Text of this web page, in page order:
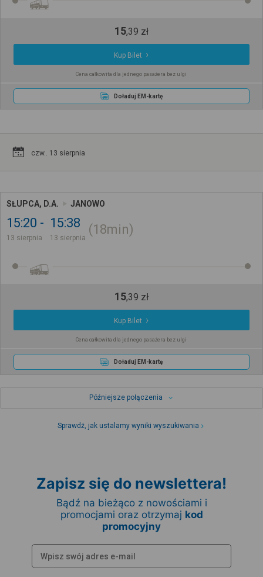
15,39 zł
Kup Bilet
Cena całkowita dla jednego pasażera bez ulgi
Doładuj EM-kartę
czw.. 13 sierpnia
SŁUPCA, D.A. JANOWO
15:20
13 sierpnia
15:38
13 sierpnia
18min
15,39 zł
Kup Bilet
Cena całkowita dla jednego pasażera bez ulgi
Doładuj EM-kartę
Późniejsze połączenia
Sprawdź, jak ustalamy wyniki wyszukiwania
Zapisz się do newslettera!
Bądź na bieżąco z nowościami i
promocjami oraz otrzymaj kod
promocyjny